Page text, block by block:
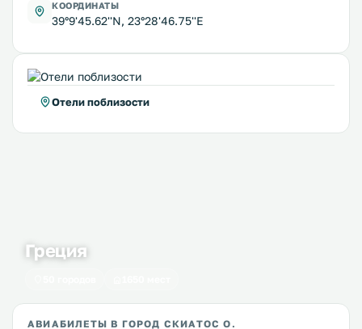
КООРДИНАТЫ
39°9'45.62''N, 23°28'46.75''E
Отели поблизости
Греция
АВИАБИЛЕТЫ В ГОРОД СКИАТОС О.